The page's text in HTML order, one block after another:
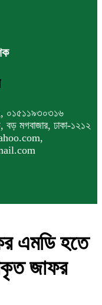
০১৫১১৯৩০৩১৬
বড় মগবাজার, ঢাকা-১২১২
এমডি হতে
জাফর